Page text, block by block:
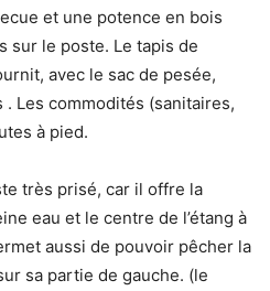
et une potence en bois
sur le poste. Le tapis de
avec le sac de pesée,
Les commodités (sanitaires,
à pied.
très prisé, car il offre la
eau et le centre de l’étang à
aussi de pouvoir pêcher la
sa partie de gauche. (le